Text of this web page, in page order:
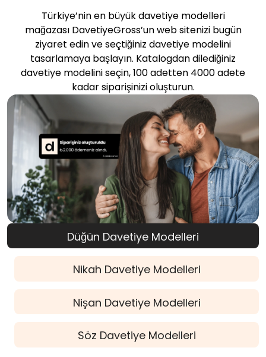
Türkiye’nin en büyük davetiye modelleri
mağazası DavetiyeGross’un web sitenizi bugün
ziyaret edin ve seçtiğiniz davetiye modelini
tasarlamaya başlayın. Katalogdan dilediğiniz
davetiye modelini seçin, 100 adetten 4000 adete
kadar siparişinizi oluşturun.
Düğün Davetiye Modelleri
Nikah Davetiye Modelleri
Nişan Davetiye Modelleri
Söz Davetiye Modelleri